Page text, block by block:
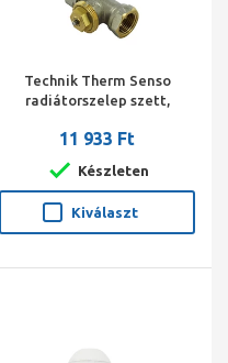
Technik Therm Senso
radiátorszelep szett,
(radiátorszelep, visszatérő
szelep, termosztát fej)
11 933 Ft
Készleten
Kiválaszt